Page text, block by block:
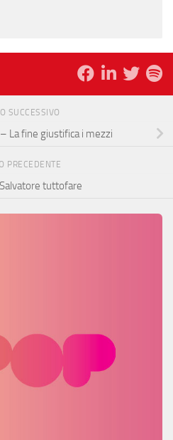
SUCCESSIVO
– La fine giustifica i mezzi
PRECEDENTE
tuttofare